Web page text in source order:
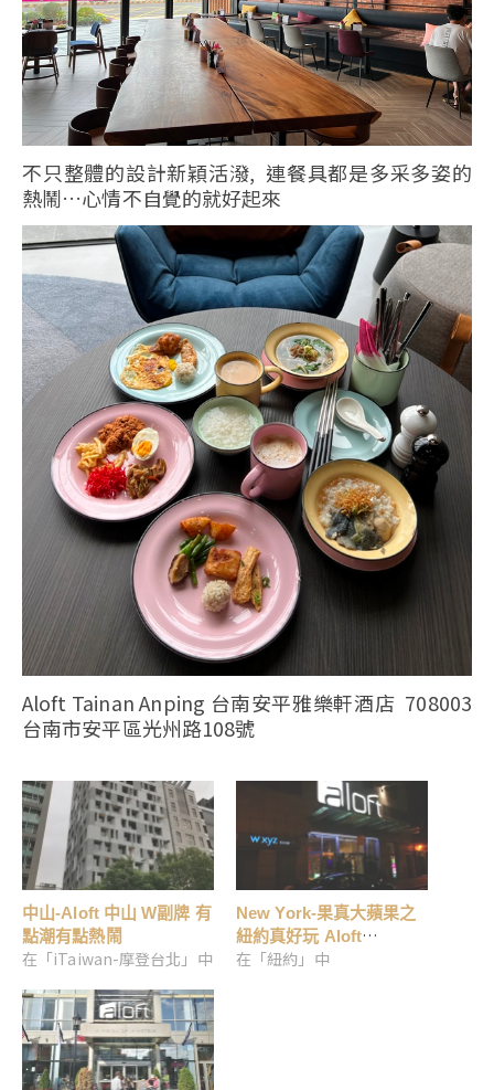
不只整體的設計新穎活潑, 連餐具都是多采多姿的
熱鬧…心情不自覺的就好起來
Aloft Tainan Anping 台南安平雅樂軒酒店 708003
台南市安平區光州路108號
中山-Aloft 中山 W副牌 有
點潮有點熱鬧
在「iTaiwan-摩登台北」中
New York-果真大蘋果之
紐約真好玩 Aloft
Manhattan Downtown-
在「紐約」中